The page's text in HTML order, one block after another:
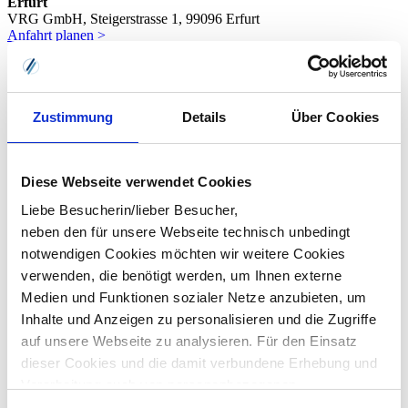
Zustimmung Details Über Cookies
Diese Webseite verwendet Cookies
Liebe Besucherin/lieber Besucher,
neben den für unsere Webseite technisch unbedingt
notwendigen Cookies möchten wir weitere Cookies
verwenden, die benötigt werden, um Ihnen externe
Medien und Funktionen sozialer Netze anzubieten, um
Inhalte und Anzeigen zu personalisieren und die Zugriffe
auf unsere Webseite zu analysieren. Für den Einsatz
dieser Cookies und die damit verbundene Erhebung und
VRG GmbH, Steigerstrasse 1, 99096 Erfurt
Anfahrt planen >
Anfahrt planen >
VRG GmbH, Monzastraße 4, 63225 Langen
06103 80483-0
VRG GmbH, Konrad-Zuse-Straße 98, 71034 Böblingen
Anfahrt planen >
07031 20924 99
München
VRG GmbH, Einsteinring 28, 85609 Aschheim-Dornach
Anfahrt planen >
089 99 72 76-0